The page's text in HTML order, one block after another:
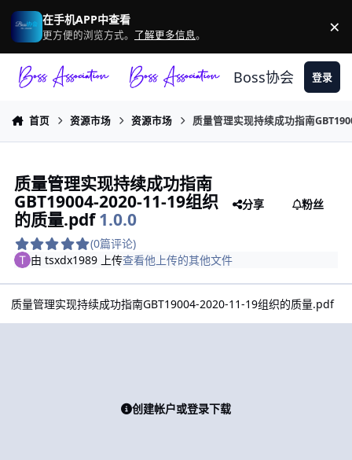
跳转到帖子
在手机APP中查看
更方便的浏览方式。 了解更多信息。 ×
Boss协会 登录
首页 资源市场 资源市场 质量管理实现持续成功指南
质量管理实现持续成功指南
GBT19004-2020-11-19组织
的质量.pdf1.0.0
(0篇评论)
分享 粉丝
由tsxdx1989 上传查看他上传的其他文件
质量管理实现持续成功指南GBT19004-2020-11-19组织的质量.pdf
创建帐户或登录下载